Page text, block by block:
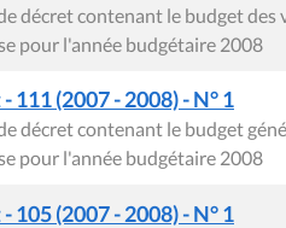
décret contenant le budget
pour l'année budgétaire 2008
111 (2007 - 2008) - N° 1
décret contenant le budget
pour l'année budgétaire 2008
105 (2007 - 2008) - N° 1